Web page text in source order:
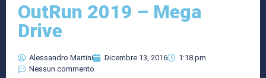
OutRun 2019 – Mega
Drive
Alessandro Martini Dicembre 13, 2016
1:18 pm
Nessun commento